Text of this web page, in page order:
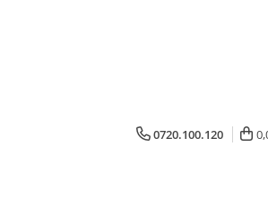
0720.100.120